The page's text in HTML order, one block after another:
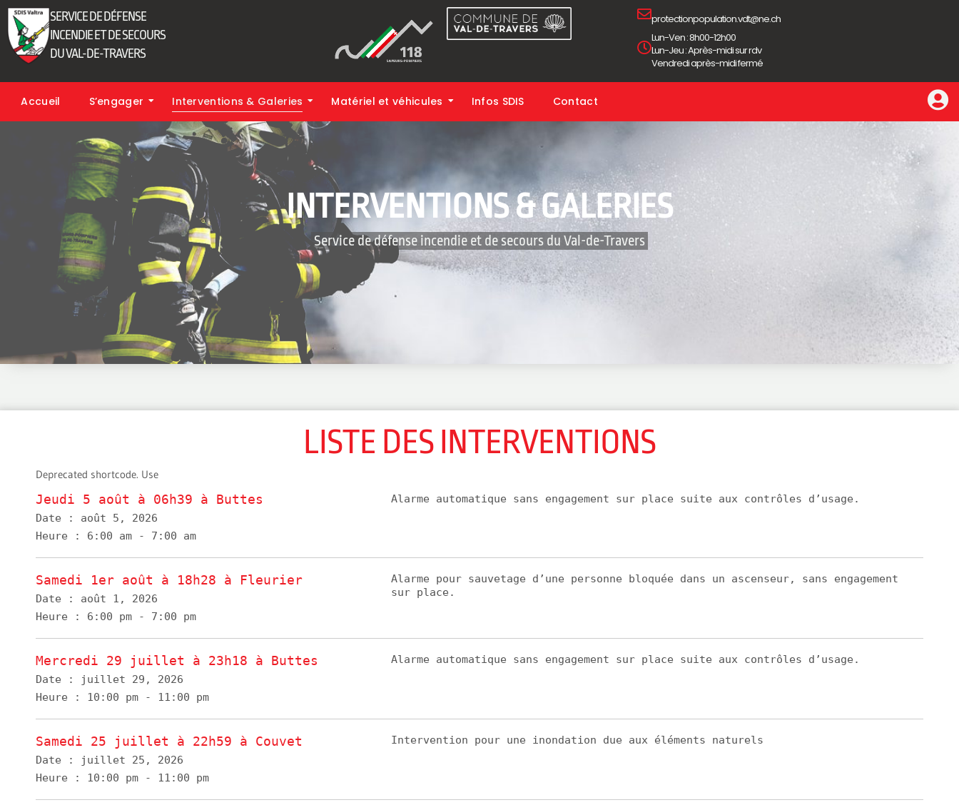
SERVICE DE DÉFENSE
INCENDIE ET DE SECOURS
DU VAL-DE-TRAVERS
protectionpopulation.vdt@ne.ch
Lun-Ven : 8h00-12h00
Lun-Jeu : Après-midi sur rdv
Vendredi après-midi fermé
Accueil S’engager Interventions & Galeries Matériel et véhicules Infos SDIS Contact
INTERVENTIONS & GALERIES
‎ Service de défense incendie et de secours du Val-de-Travers‎ ‎
LISTE DES INTERVENTIONS
Deprecated shortcode. Use
Jeudi 5 août à 06h39 à Buttes
Date : août 5, 2026
Heure : 6:00 am - 7:00 am
Alarme automatique sans engagement sur place suite aux contrôles d’usage.
Samedi 1er août à 18h28 à Fleurier
Date : août 1, 2026
Heure : 6:00 pm - 7:00 pm
Alarme pour sauvetage d’une personne bloquée dans un ascenseur, sans engagement
sur place.
Mercredi 29 juillet à 23h18 à Buttes
Date :
juillet 29, 2026
Heure : 10:00 pm - 11:00 pm
Alarme automatique sans engagement sur place suite aux contrôles d’usage.
Samedi 25 juillet à 22h59 à Couvet
Date :
juillet 25, 2026
Heure : 10:00 pm - 11:00 pm
Intervention pour une inondation due aux éléments naturels